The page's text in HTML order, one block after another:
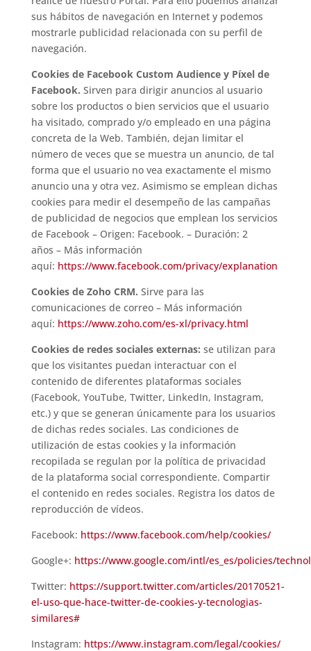
sus hábitos de navegación en Internet y podemos
mostrarle publicidad relacionada con su perfil de
navegación.
Cookies de Facebook Custom Audience y Píxel de
Facebook. Sirven para dirigir anuncios al usuario
sobre los productos o bien servicios que el usuario
ha visitado, comprado y/o empleado en una página
concreta de la Web. También, dejan limitar el
número de veces que se muestra un anuncio, de tal
forma que el usuario no vea exactamente el mismo
anuncio una y otra vez. Asimismo se emplean dichas
cookies para medir el desempeño de las campañas
de publicidad de negocios que emplean los servicios
de Facebook – Origen: Facebook. – Duración: 2
años – Más información
aquí: https://www.facebook.com/privacy/explanation
Cookies de Zoho CRM. Sirve para las
comunicaciones de correo – Más información
aquí: https://www.zoho.com/es-xl/privacy.html
Cookies de redes sociales externas: se utilizan para
que los visitantes puedan interactuar con el
contenido de diferentes plataformas sociales
(Facebook, YouTube, Twitter, LinkedIn, Instagram,
etc.) y que se generan únicamente para los usuarios
de dichas redes sociales. Las condiciones de
utilización de estas cookies y la información
recopilada se regulan por la política de privacidad
de la plataforma social correspondiente. Compartir
el contenido en redes sociales. Registra los datos de
reproducción de vídeos.
Facebook: https://www.facebook.com/help/cookies/
Google+: https://www.google.com/intl/es_es/policies/
Twitter: https://support.twitter.com/articles/20170521-
el-uso-que-hace-twitter-de-cookies-y-tecnologias-
similares#
Instagram: https://www.instagram.com/legal/cookies/